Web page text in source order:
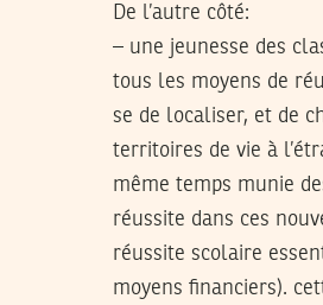
De l’autre côté:
– une jeunesse des
tous les moyens de
se de localiser, et de
territoires de vie à
même temps munie
réussite dans ces
réussite scolaire
moyens financiers).